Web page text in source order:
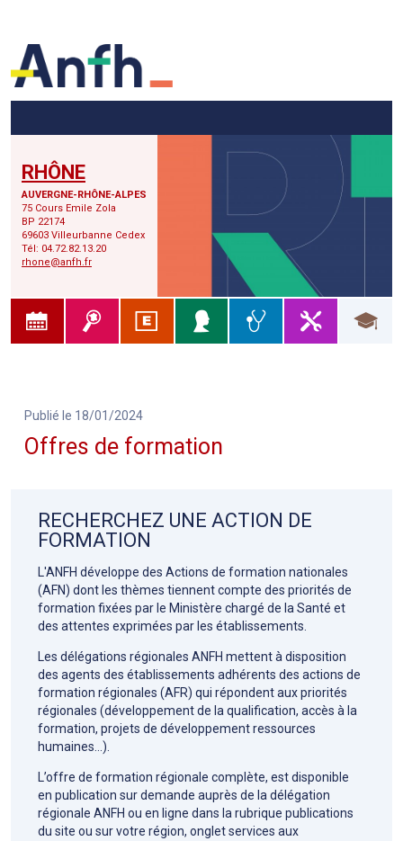
RHÔNE
AUVERGNE-RHÔNE-ALPES
75 Cours Emile Zola
BP 22174
69603 Villeurbanne Cedex
Tél: 04.72.82.13.20
rhone@anfh.fr
Publié le 18/01/2024
Offres de formation
RECHERCHEZ UNE ACTION DE
FORMATION
L'ANFH développe des Actions de formation nationales
(AFN) dont les thèmes tiennent compte des priorités de
formation fixées par le Ministère chargé de la Santé et
des attentes exprimées par les établissements.
Les délégations régionales ANFH mettent à disposition
des agents des établissements adhérents des actions de
formation régionales (AFR) qui répondent aux priorités
régionales (développement de la qualification, accès à la
formation, projets de développement ressources
humaines…).
L’offre de formation régionale complète, est disponible
en publication sur demande auprès de la délégation
régionale ANFH ou en ligne dans la rubrique publications
du site ou sur votre région, onglet services aux